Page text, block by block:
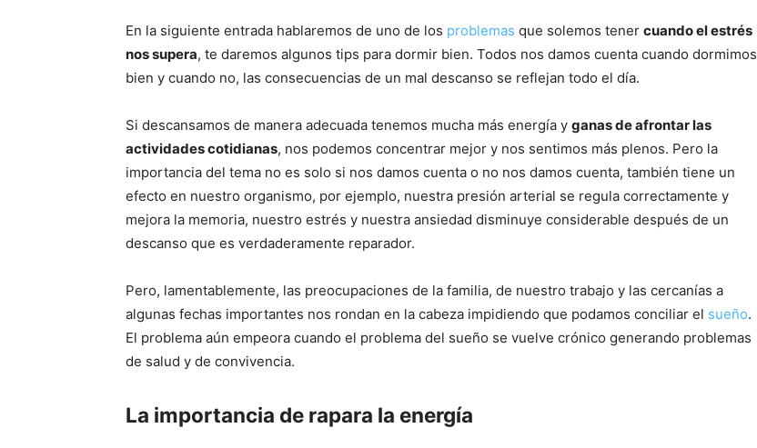
En la siguiente entrada hablaremos de uno de los problemas que solemos tener cuando el estrés
nos supera, te daremos algunos tips para dormir bien. Todos nos damos cuenta cuando dormimos
bien y cuando no, las consecuencias de un mal descanso se reflejan todo el día.
Si descansamos de manera adecuada tenemos mucha más energía y ganas de afrontar las
actividades cotidianas, nos podemos concentrar mejor y nos sentimos más plenos. Pero la
importancia del tema no es solo si nos damos cuenta o no nos damos cuenta, también tiene un
efecto en nuestro organismo, por ejemplo, nuestra presión arterial se regula correctamente y
mejora la memoria, nuestro estrés y nuestra ansiedad disminuye considerable después de un
descanso que es verdaderamente reparador.
Pero, lamentablemente, las preocupaciones de la familia, de nuestro trabajo y las cercanías a
algunas fechas importantes nos rondan en la cabeza impidiendo que podamos conciliar el sueño.
El problema aún empeora cuando el problema del sueño se vuelve crónico generando problemas
de salud y de convivencia.
La importancia de rapara la energía